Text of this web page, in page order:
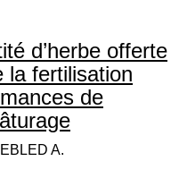
d’herbe offerte
la fertilisation
de
A.